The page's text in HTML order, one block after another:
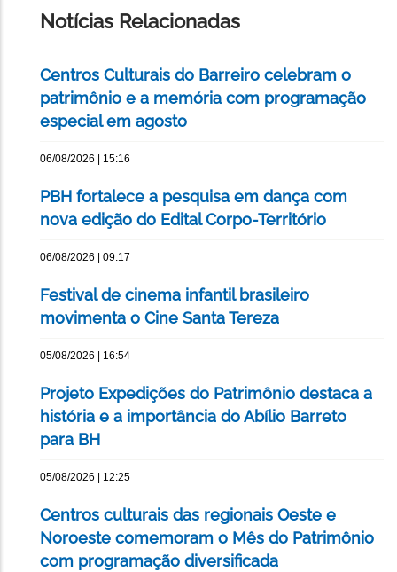
Notícias Relacionadas
Centros Culturais do Barreiro celebram o
patrimônio e a memória com programação
especial em agosto
06/08/2026 | 15:16
PBH fortalece a pesquisa em dança com
nova edição do Edital Corpo-Território
06/08/2026 | 09:17
Festival de cinema infantil brasileiro
movimenta o Cine Santa Tereza
05/08/2026 | 16:54
Projeto Expedições do Patrimônio destaca a
história e a importância do Abílio Barreto
para BH
05/08/2026 | 12:25
Centros culturais das regionais Oeste e
Noroeste comemoram o Mês do Patrimônio
com programação diversificada